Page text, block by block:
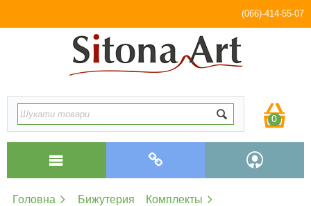
(066)-414-55-07
0
Головна Бижутерия
Комплекты